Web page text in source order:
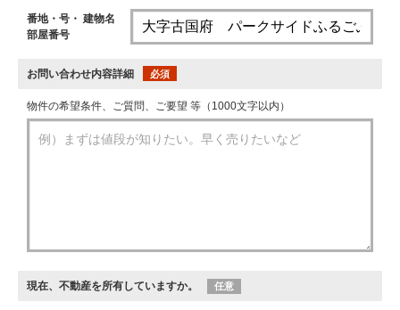
番地・号・ 建物名
部屋番号
お問い合わせ内容詳細 必須
物件の希望条件、ご質問、ご要望 等（1000文字以内）
現在、不動産を所有していますか。 任意